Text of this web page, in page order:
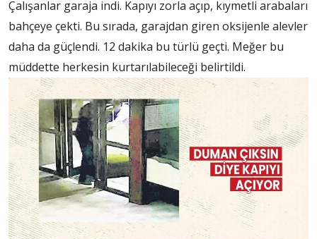
Çalışanlar garaja indi. Kapıyı zorla açıp, kıymetli arabaları
bahçeye çekti. Bu sırada, garajdan giren oksijenle alevler
daha da güçlendi. 12 dakika bu türlü geçti. Meğer bu
müddette herkesin kurtarılabileceği belirtildi.